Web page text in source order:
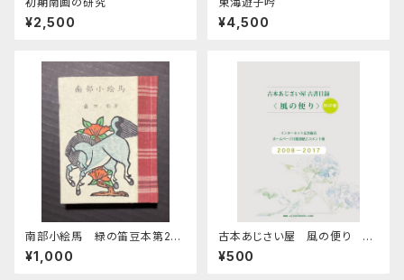
¥2,500 ¥4,500
南部小絵馬 緑の笛豆本第28
期第111集
¥1,000
古本あじさい屋 風の便り 別
巻
¥500